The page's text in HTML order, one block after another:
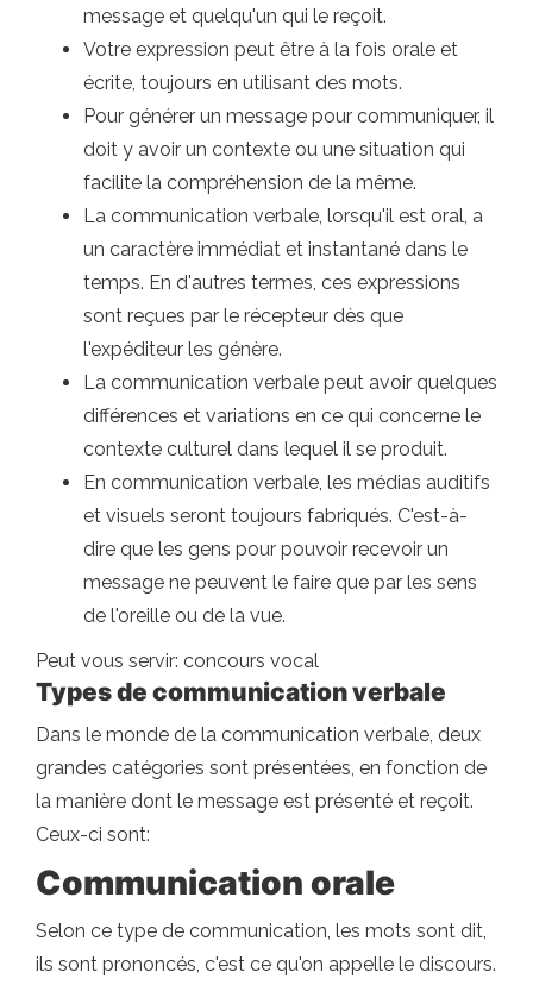
message et quelqu'un qui le reçoit.
Votre expression peut être à la fois orale et
écrite, toujours en utilisant des mots.
Pour générer un message pour communiquer, il
doit y avoir un contexte ou une situation qui
facilite la compréhension de la même.
La communication verbale, lorsqu'il est oral, a
un caractère immédiat et instantané dans le
temps. En d'autres termes, ces expressions
sont reçues par le récepteur dès que
l'expéditeur les génère.
La communication verbale peut avoir quelques
différences et variations en ce qui concerne le
contexte culturel dans lequel il se produit.
En communication verbale, les médias auditifs
et visuels seront toujours fabriqués. C'est-à-
dire que les gens pour pouvoir recevoir un
message ne peuvent le faire que par les sens
de l'oreille ou de la vue.
Peut vous servir: concours vocal
Types de communication verbale
Dans le monde de la communication verbale, deux
grandes catégories sont présentées, en fonction de
la manière dont le message est présenté et reçoit.
Ceux-ci sont:
Communication orale
Selon ce type de communication, les mots sont dit,
ils sont prononcés, c'est ce qu'on appelle le discours.